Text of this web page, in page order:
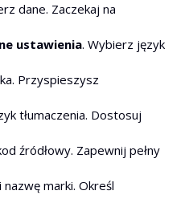
dane. Zaczekaj na
ustawienia. Wybierz język
Przyspieszysz
tłumaczenia. Dostosuj
źródłowy. Zapewnij pełny
marki. Określ